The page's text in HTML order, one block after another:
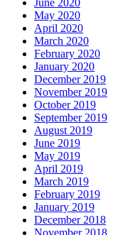
May 2020
April 2020
March 2020
February 2020
January 2020
December 2019
November 2019
October 2019
September 2019
August 2019
June 2019
May 2019
April 2019
March 2019
February 2019
January 2019
December 2018
November 2018